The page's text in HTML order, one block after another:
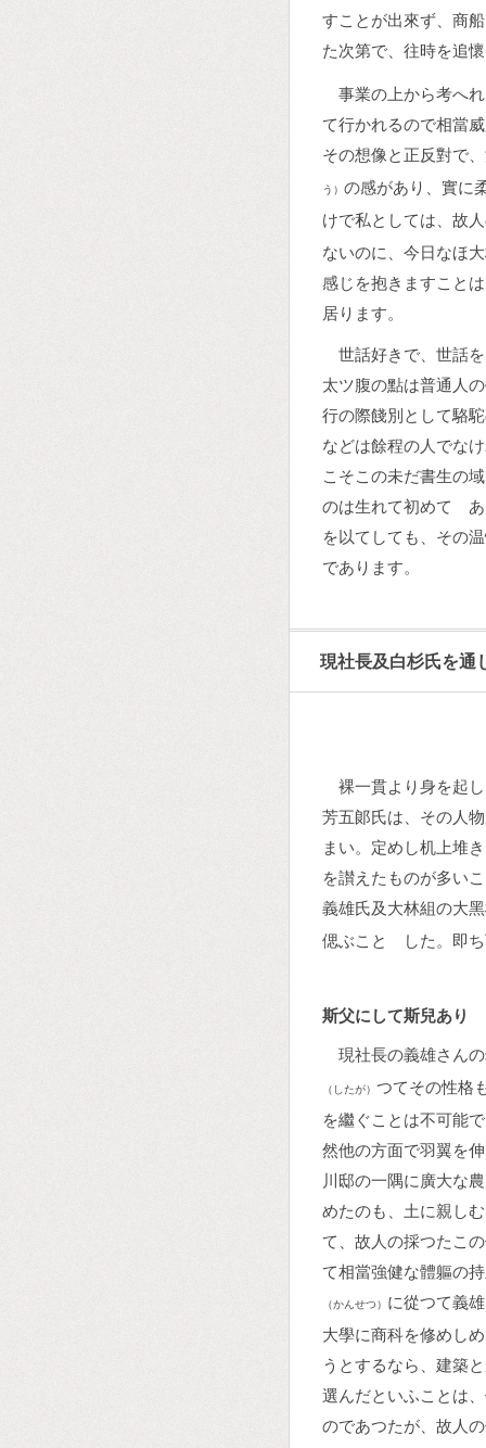
すことが出來ず、商
た次第で、往時を追懷
事業の上から考へ
て行かれるので相當
その想像と正反對で
う） の感があり、實に
けで私としては、故
ないのに、今日なほ
感じを抱きますこと
居ります。
世話好きで、世話
太ツ腹の點は普通人
行の際餞別として駱
などは餘程の人でな
こそこの未だ書生の
のは生れて初めてゞ
を以てしても、その
であります。
現社長及白杉氏を通
裸一貫より身を起
芳五郞氏は、その人
まい。定めし机上堆
を讃えたものが多い
義雄氏及大林組の大
偲ぶことゝした。即
斯父にして斯兒あり
現社長の義雄さん
（したが） つてその性格
を繼ぐことは不可能
然他の方面で羽翼を
川邸の一隅に廣大な
めたのも、土に親し
て、故人の採つたこ
て相當強健な體軀の
（かんせつ） に從つて義
大學に商科を修めし
うとするなら、建築
選んだといふことは
のであつたが、故人